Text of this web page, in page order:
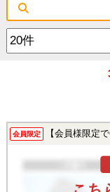
会員限定 【会員様限定